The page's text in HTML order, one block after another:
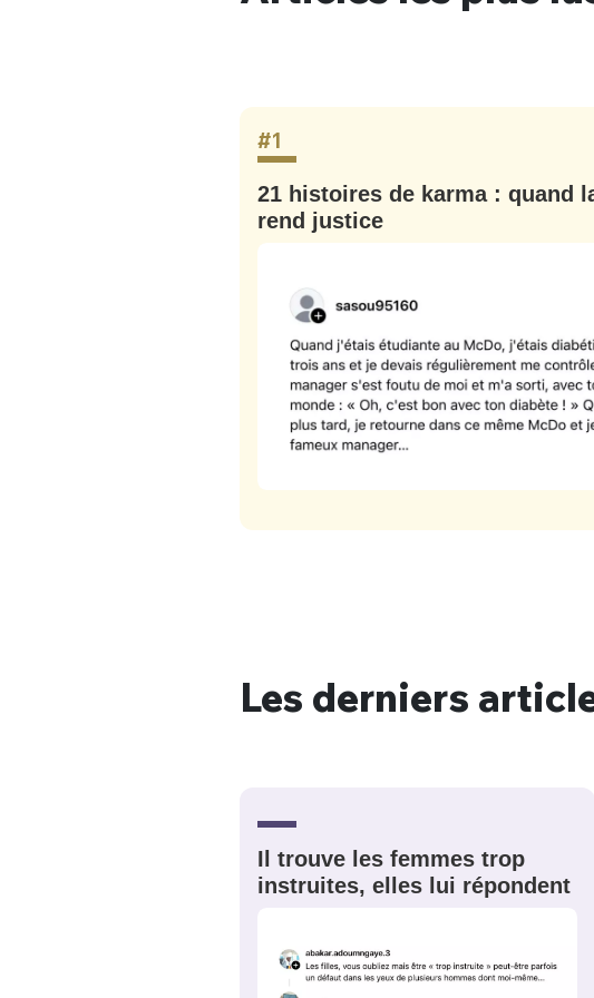
#1
21 histoires de karma : quand
rend justice
Les derniers
Il trouve les femmes trop
instruites, elles lui répondent